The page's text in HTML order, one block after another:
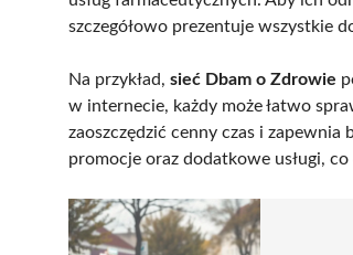
szczegółowo prezentuje wszystkie
Na przykład, sieć Dbam o Zdrowie
w internecie, każdy może łatwo
zaoszczędzić cenny czas i
promocje oraz dodatkowe usługi,